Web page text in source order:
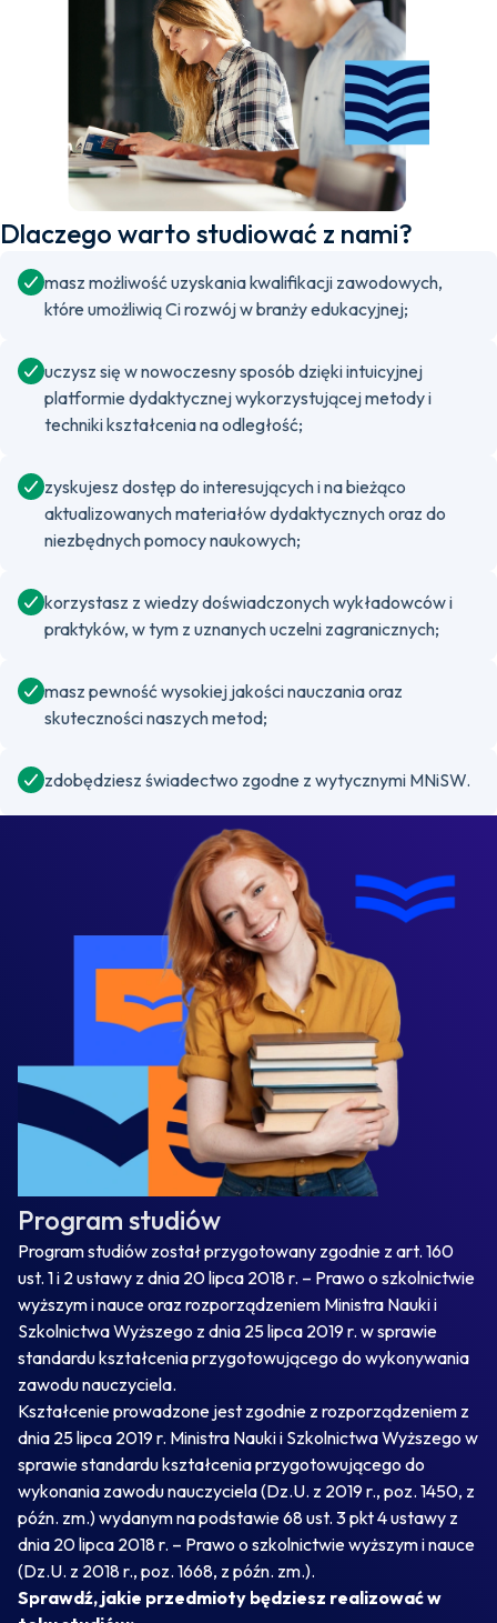
Dlaczego warto studiować z nami?
masz możliwość uzyskania kwalifikacji zawodowych,
które umożliwią Ci rozwój w branży edukacyjnej;
uczysz się w nowoczesny sposób dzięki intuicyjnej
platformie dydaktycznej wykorzystującej metody i
techniki kształcenia na odległość;
zyskujesz dostęp do interesujących i na bieżąco
aktualizowanych materiałów dydaktycznych oraz do
niezbędnych pomocy naukowych;
korzystasz z wiedzy doświadczonych wykładowców i
praktyków, w tym z uznanych uczelni zagranicznych;
masz pewność wysokiej jakości nauczania oraz
skuteczności naszych metod;
zdobędziesz świadectwo zgodne z wytycznymi MNiSW.
Program studiów
Program studiów został przygotowany zgodnie z art. 160
ust. 1 i 2 ustawy z dnia 20 lipca 2018 r. – Prawo o szkolnictwie
wyższym i nauce oraz rozporządzeniem Ministra Nauki i
Szkolnictwa Wyższego z dnia 25 lipca 2019 r. w sprawie
standardu kształcenia przygotowującego do wykonywania
zawodu nauczyciela.
Kształcenie prowadzone jest zgodnie z rozporządzeniem z
dnia 25 lipca 2019 r. Ministra Nauki i Szkolnictwa Wyższego w
sprawie standardu kształcenia przygotowującego do
wykonania zawodu nauczyciela (Dz.U. z 2019 r., poz. 1450, z
późn. zm.) wydanym na podstawie 68 ust. 3 pkt 4 ustawy z
dnia 20 lipca 2018 r. – Prawo o szkolnictwie wyższym i nauce
(Dz.U. z 2018 r., poz. 1668, z późn. zm.).
Sprawdź, jakie przedmioty będziesz realizować w